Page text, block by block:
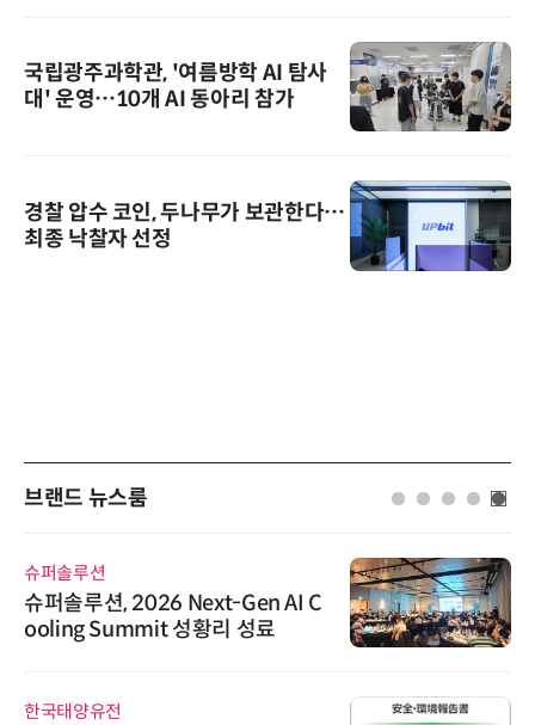
국립광주과학관, '여름방학 AI 탐사
대' 운영…10개 AI 동아리 참가
경찰 압수 코인, 두나무가 보관한다…
최종 낙찰자 선정
브랜드 뉴스룸
슈퍼솔루션
슈퍼솔루션, 2026 Next-Gen AI C
ooling Summit 성황리 성료
한국태양유전